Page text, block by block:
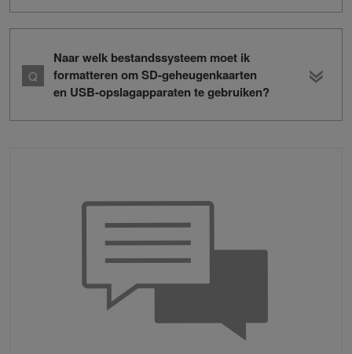
Naar welk bestandssysteem moet ik
formatteren om SD-geheugenkaarten
en USB-opslagapparaten te gebruiken?